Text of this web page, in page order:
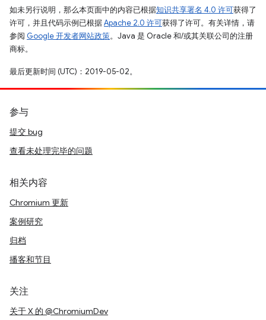
如未另行说明，那么本页面中的内容已根据知识共享署名 4.0 许可获得了
许可，并且代码示例已根据Apache 2.0 许可获得了许可。有关详情，请
参阅 Google 开发者网站政策。Java 是 Oracle 和/或其关联公司的注册
商标。
最后更新时间 (UTC)：2019-05-02。
参与
提交 bug
查看未处理完毕的问题
相关内容
Chromium 更新
案例研究
归档
播客和节目
关注
关于 X 的 @ChromiumDev